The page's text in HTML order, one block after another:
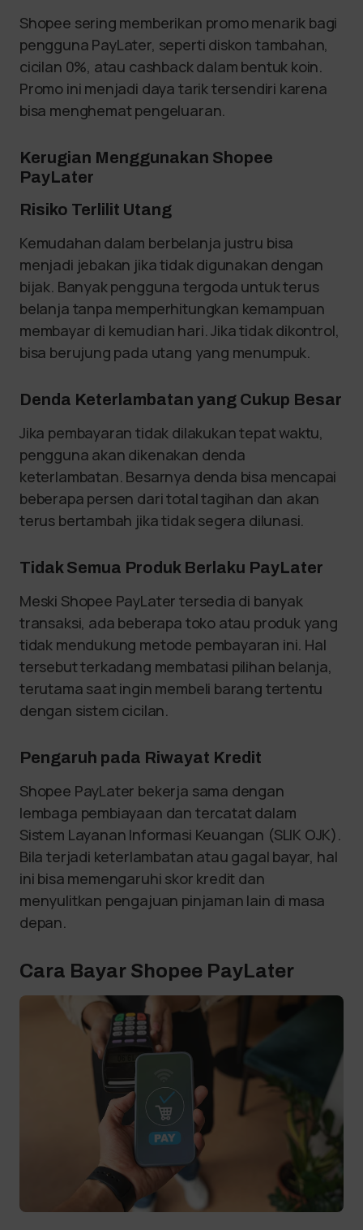
Shopee sering memberikan promo menarik bagi
pengguna PayLater, seperti diskon tambahan,
cicilan 0%, atau cashback dalam bentuk koin.
Promo ini menjadi daya tarik tersendiri karena
bisa menghemat pengeluaran.
Kerugian Menggunakan Shopee
PayLater
Risiko Terlilit Utang
Kemudahan dalam berbelanja justru bisa
menjadi jebakan jika tidak digunakan dengan
bijak. Banyak pengguna tergoda untuk terus
belanja tanpa memperhitungkan kemampuan
membayar di kemudian hari. Jika tidak dikontrol,
bisa berujung pada utang yang menumpuk.
Denda Keterlambatan yang Cukup Besar
Jika pembayaran tidak dilakukan tepat waktu,
pengguna akan dikenakan denda
keterlambatan. Besarnya denda bisa mencapai
beberapa persen dari total tagihan dan akan
terus bertambah jika tidak segera dilunasi.
Tidak Semua Produk Berlaku PayLater
Meski Shopee PayLater tersedia di banyak
transaksi, ada beberapa toko atau produk yang
tidak mendukung metode pembayaran ini. Hal
tersebut terkadang membatasi pilihan belanja,
terutama saat ingin membeli barang tertentu
dengan sistem cicilan.
Pengaruh pada Riwayat Kredit
Shopee PayLater bekerja sama dengan
lembaga pembiayaan dan tercatat dalam
Sistem Layanan Informasi Keuangan (SLIK OJK).
Bila terjadi keterlambatan atau gagal bayar, hal
ini bisa memengaruhi skor kredit dan
menyulitkan pengajuan pinjaman lain di masa
depan.
Cara Bayar Shopee PayLater